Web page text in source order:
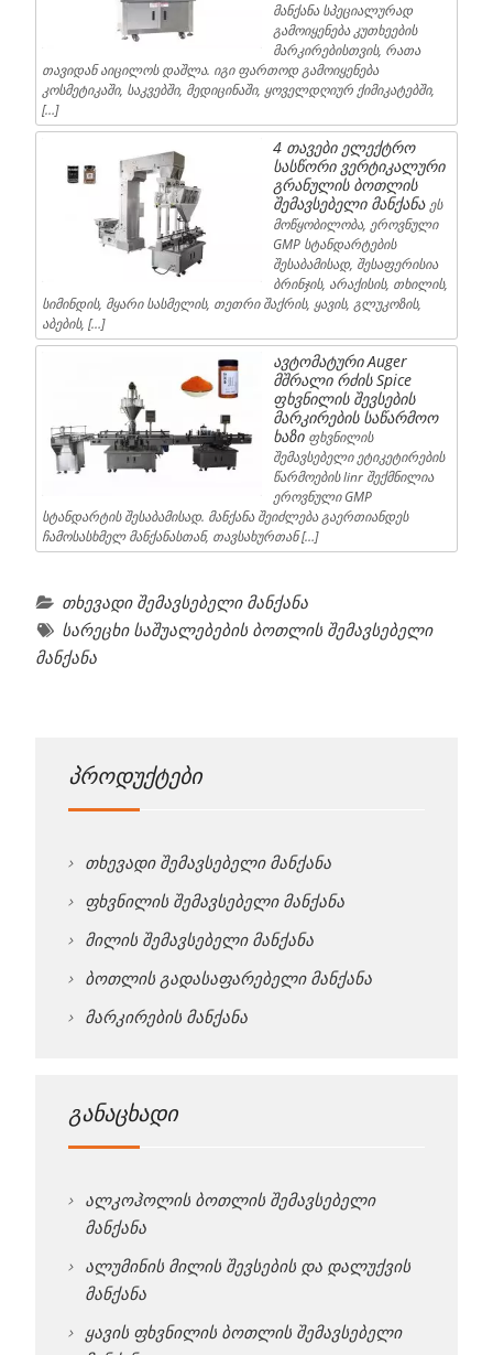
მანქანა სპეციალურად
გამოიყენება კუთხეების
მარკირებისთვის, რათა
თავიდან აიცილოს დაშლა. იგი ფართოდ გამოიყენება
კოსმეტიკაში, საკვებში, მედიცინაში, ყოველდღიურ ქიმიკატებში,
[…]
4 თავები ელექტრო
სასწორი ვერტიკალური
გრანულის ბოთლის
შემავსებელი მანქანა ეს
მოწყობილობა, ეროვნული
GMP სტანდარტების
შესაბამისად, შესაფერისია
ბრინჯის, არაქისის, თხილის,
სიმინდის, მყარი სასმელის, თეთრი შაქრის, ყავის, გლუკოზის,
აბების, […]
ავტომატური Auger
მშრალი რძის Spice
ფხვნილის შევსების
მარკირების საწარმოო
ხაზი ფხვნილის
შემავსებელი ეტიკეტირების
წარმოების linr შექმნილია
ეროვნული GMP
სტანდარტის შესაბამისად. მანქანა შეიძლება გაერთიანდეს
ჩამოსასხმელ მანქანასთან, თავსახურთან […]
თხევადი შემავსებელი მანქანა
სარეცხი საშუალებების ბოთლის შემავსებელი
მანქანა
პროდუქტები
თხევადი შემავსებელი მანქანა
ფხვნილის შემავსებელი მანქანა
მილის შემავსებელი მანქანა
ბოთლის გადასაფარებელი მანქანა
მარკირების მანქანა
განაცხადი
ალკოჰოლის ბოთლის შემავსებელი
მანქანა
ალუმინის მილის შევსების და დალუქვის
მანქანა
ყავის ფხვნილის ბოთლის შემავსებელი